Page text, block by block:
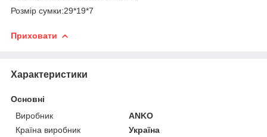
Розмір сумки:29*19*7
Приховати
Характеристики
Основні
Виробник
ANKO
Країна виробник
Україна